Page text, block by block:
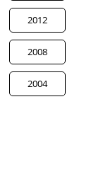
2012
2008
2004